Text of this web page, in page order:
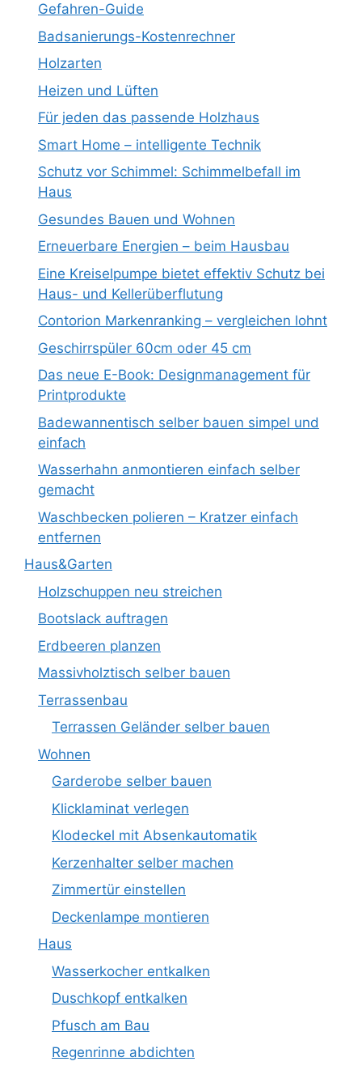
Gefahren-Guide
Badsanierungs-Kostenrechner
Holzarten
Heizen und Lüften
Für jeden das passende Holzhaus
Smart Home – intelligente Technik
Schutz vor Schimmel: Schimmelbefall im
Haus
Gesundes Bauen und Wohnen
Erneuerbare Energien – beim Hausbau
Eine Kreiselpumpe bietet effektiv Schutz bei
Haus- und Kellerüberflutung
Contorion Markenranking – vergleichen lohnt
Geschirrspüler 60cm oder 45 cm
Das neue E-Book: Designmanagement für
Printprodukte
Badewannentisch selber bauen simpel und
einfach
Wasserhahn anmontieren einfach selber
gemacht
Waschbecken polieren – Kratzer einfach
entfernen
Haus&Garten
Holzschuppen neu streichen
Bootslack auftragen
Erdbeeren planzen
Massivholztisch selber bauen
Terrassenbau
Terrassen Geländer selber bauen
Wohnen
Garderobe selber bauen
Klicklaminat verlegen
Klodeckel mit Absenkautomatik
Kerzenhalter selber machen
Zimmertür einstellen
Deckenlampe montieren
Haus
Wasserkocher entkalken
Duschkopf entkalken
Pfusch am Bau
Regenrinne abdichten